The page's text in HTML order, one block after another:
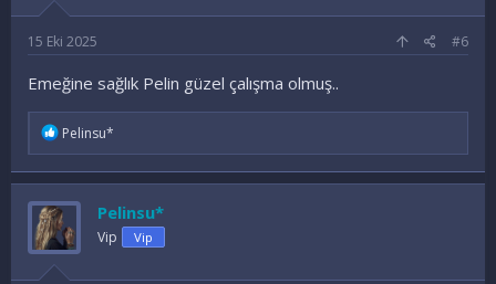
:
15 Eki 2025 #6
Emeğine sağlık Pelin güzel çalışma olmuş..
İ
d
e
l
e
r
:
Pelinsu*
Pelinsu*
Vip Vip